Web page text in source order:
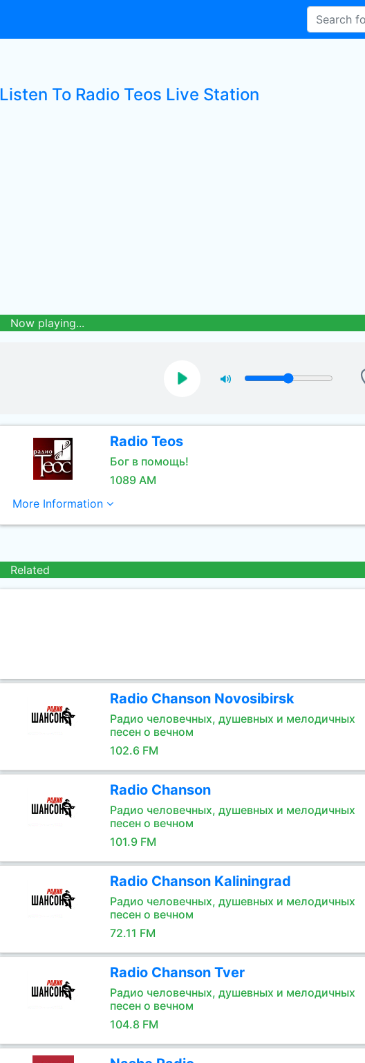
Listen To Radio Teos Live Station
Now playing...
Radio Teos
Бог в помощь!
1089 AM
More Information
Related
Radio Chanson Novosibirsk
Радио человечных, душевных и мелодичных
песен о вечном
102.6 FM
Radio Chanson
Радио человечных, душевных и мелодичных
песен о вечном
101.9 FM
Radio Chanson Kaliningrad
Радио человечных, душевных и мелодичных
песен о вечном
72.11 FM
Radio Chanson Tver
Радио человечных, душевных и мелодичных
песен о вечном
104.8 FM